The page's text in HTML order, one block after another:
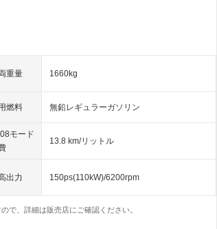
重量 1660kg
燃料 無鉛レギュラーガソリン
モード
13.8 km/リットル
出力 150ps(110kW)/6200rpm
で、詳細は販売店にご確認ください。